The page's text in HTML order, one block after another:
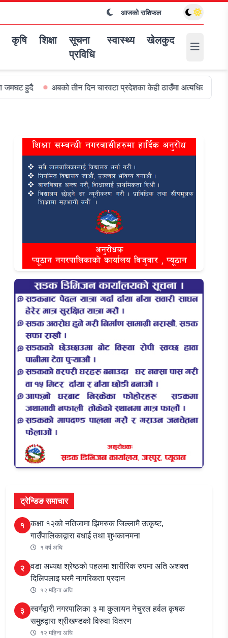
आजको राशिफल
कृषि शिक्षा
सूचना
प्रविधि
स्वास्थ्य खेलकुद
अबको तीन दिन चारवटा प्रदेशका केही ठाउँमा अत्यधिक वर्षा हुन सक्ने
ट्रेन्डिङ समाचार
१ कक्षा १२को नतिजामा झिमरुक जिल्लामै उत्कृष्ट,
गाउँपालिकाद्वारा बधाई तथा शुभकानमना
१ वर्ष अघि
२ वडा अध्यक्ष श्रेष्ठको पहलमा शारीरिक रुपमा अति अशक्त
दिलिपलाइ घरमै नागरिकता प्रदान
१२ महिना अघि
३ स्वर्गद्वारी नगरपालिका ३ मा कुलायन नेचुरल हर्वल कृषक
समुहद्वारा श्रीखण्डको विरुवा वितरण
१२ महिना अघि